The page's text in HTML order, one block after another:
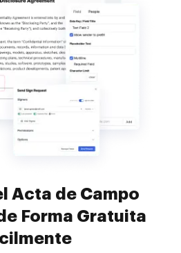
Acta de Campo
Forma Gratuita